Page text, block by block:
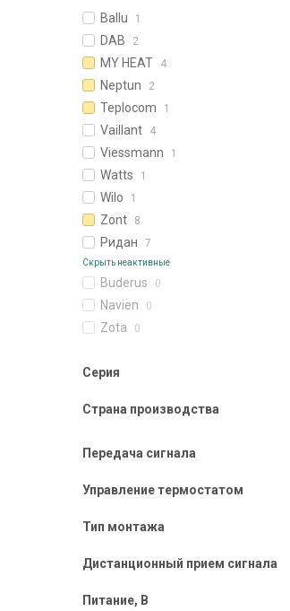
Ballu 1
DAB 2
MY HEAT 4
Neptun 2
Teplocom 1
Vaillant 4
Viessmann 1
Watts 1
Wilo 1
Zont 8
Ридан 7
Скрыть неактивные
Buderus 0
Navien 0
Zota 0
Серия
Страна производства
Передача сигнала
Управление термостатом
Тип монтажа
Дистанционный прием сигнала
Питание, В